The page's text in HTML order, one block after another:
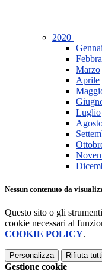
2020
Marzo
Aprile
Luglio
Nessun contenuto da
Questo sito o gli
cookie necessari al
COOKIE POLICY.
Personalizza Rifiuta tutti
Gestione cookie